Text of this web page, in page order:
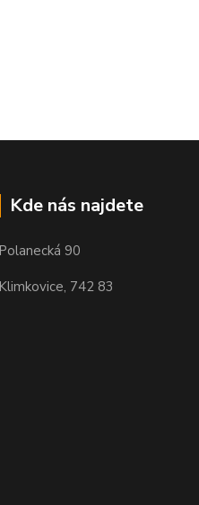
Kde nás najdete
Polanecká 90
Klimkovice, 742 83